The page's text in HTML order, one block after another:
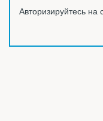
Авторизируйтесь на